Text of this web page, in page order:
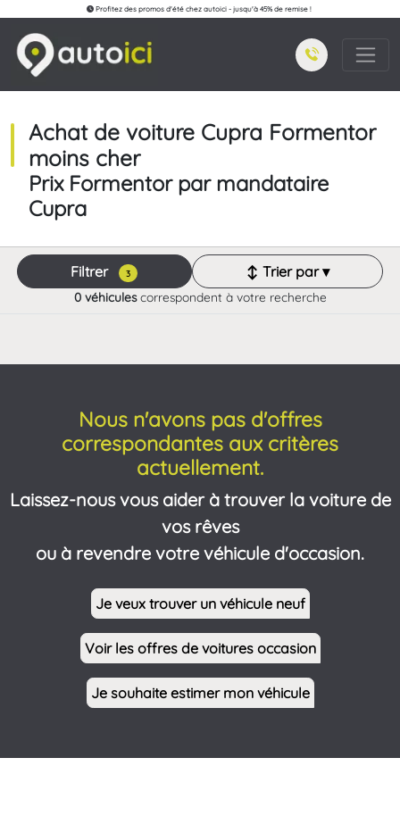
Profitez des promos d'été chez autoici - jusqu'à 45% de remise !
Achat de voiture Cupra Formentor
moins cher
Prix Formentor par mandataire
Cupra
Filtrer 3 ↕ Trier par ▾
0 véhiculescorrespondent à votre recherche
Nous n'avons pas d'offres
correspondantes aux critères
actuellement.
Laissez-nous vous aider à trouver la voiture de
vos rêves
ou à revendre votre véhicule d'occasion.
Je veux trouver un véhicule neuf
Voir les offres de voitures occasion
Je souhaite estimer mon véhicule